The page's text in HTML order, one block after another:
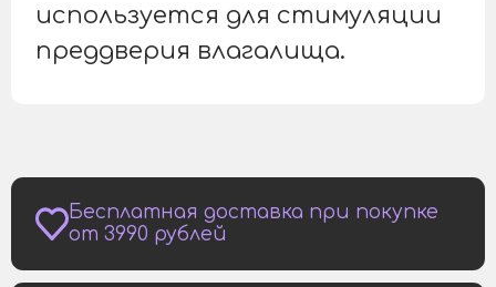
используется для стимуляции
преддверия влагалища.
Бесплатная доставка при покупке
от 3990 рублей